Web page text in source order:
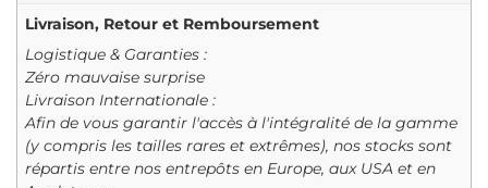
Livraison, Retour et Remboursement
Logistique & Garanties :
Zéro mauvaise surprise
Livraison Internationale :
Afin de vous garantir l'accès à l'intégralité de la gamme
(y compris les tailles rares et extrêmes), nos stocks sont
répartis entre nos entrepôts en Europe, aux USA et en